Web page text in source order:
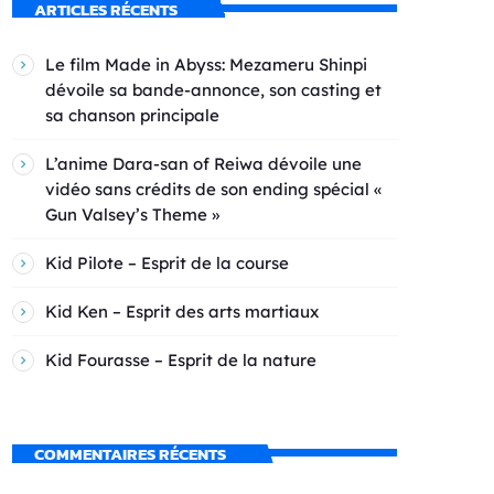
ARTICLES RÉCENTS
Le film Made in Abyss: Mezameru Shinpi
dévoile sa bande-annonce, son casting et
sa chanson principale
L’anime Dara-san of Reiwa dévoile une
vidéo sans crédits de son ending spécial «
Gun Valsey’s Theme »
Kid Pilote – Esprit de la course
Kid Ken – Esprit des arts martiaux
Kid Fourasse – Esprit de la nature
COMMENTAIRES RÉCENTS